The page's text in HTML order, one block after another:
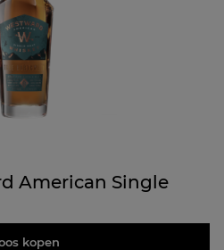
American Single
kopen